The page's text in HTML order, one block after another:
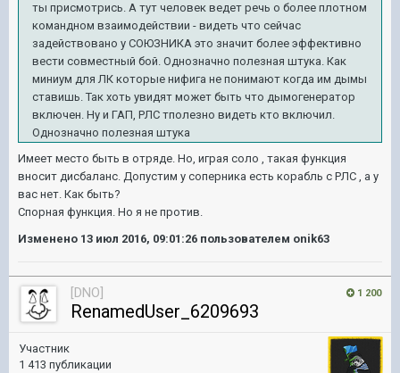
ты присмотрись. А тут человек ведет речь о более плотном
командном взаимодействии - видеть что сейчас
задействовано у СОЮЗНИКА это значит более эффективно
вести совместный бой. Однозначно полезная штука. Как
миниум для ЛК которые нифига не понимают когда им дымы
ставишь. Так хоть увидят может быть что дымогенератор
включен. Ну и ГАП, РЛС тполезно видеть кто включил.
Однозначно полезная штука
Имеет место быть в отряде. Но, играя соло , такая функция
вносит дисбаланс. Допустим у соперника есть корабль с РЛС , а у
вас нет. Как быть?
Спорная функция. Но я не против.
Изменено 13 июл 2016, 09:01:26 пользователем onik63
1 200
[DNO]
RenamedUser_6209693
Участник
1 413 публикации